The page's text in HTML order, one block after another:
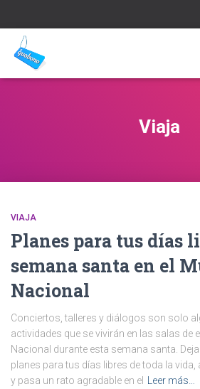
Viaja
VIAJA
Planes para tus días
semana santa en el
Nacional
Conciertos, talleres y diálogos son solo
actividades que se vivirán en las salas de
Nacional durante esta semana santa.
planes para tus días libres de toda la vida,
y pasa un rato agradable en el
Leer más…